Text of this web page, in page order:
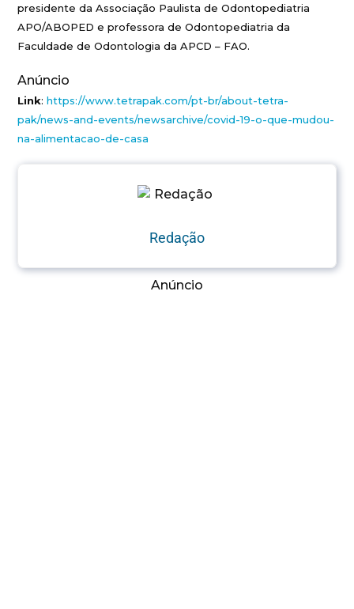
presidente da Associação Paulista de Odontopediatria
APO/ABOPED e professora de Odontopediatria da
Faculdade de Odontologia da APCD – FAO.
Anúncio
Link:https://www.tetrapak.com/pt-br/about-tetra-
pak/news-and-events/newsarchive/covid-19-o-que-mudou-
na-alimentacao-de-casa
Redação
Anúncio